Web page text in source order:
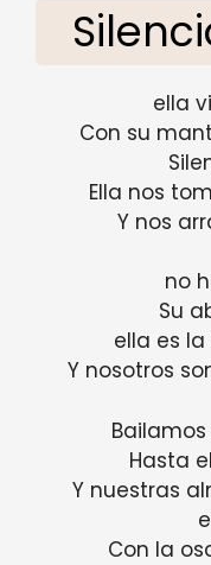
ella
Con su
Ella nos
Y nos
no
Su
ella es
Y nosotros
Hasta
Y nuestras
Con la